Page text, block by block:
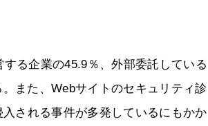
る企業の45.9％、外部委託している
また、Webサイトのセキュリティ診
される事件が多発しているにもかか